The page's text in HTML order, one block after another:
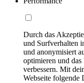
Durch das
und Surfverhalten
und anonymisiert
optimieren und
verbessern. Mit
Webseite folgende